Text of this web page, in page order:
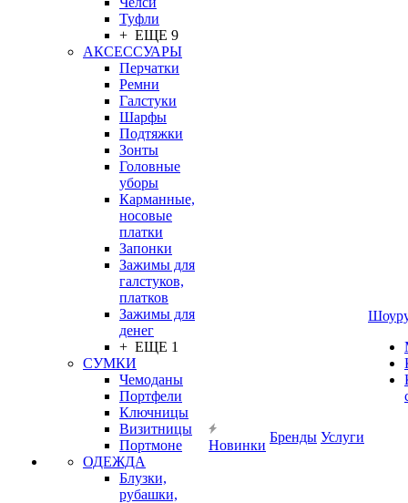
Туфли
+ ЕЩЕ 9
АКСЕССУАРЫ
Перчатки
Ремни
Галстуки
Шарфы
Подтяжки
Зонты
Головные
уборы
Карманные,
носовые
платки
Запонки
Зажимы для
галстуков,
платков
Зажимы для
денег
+ ЕЩЕ 1
СУМКИ
Чемоданы
Портфели
Ключницы
Визитницы
Портмоне
ОДЕЖДА
Блузки,
рубашки,
Новинки
Бренды Услуги